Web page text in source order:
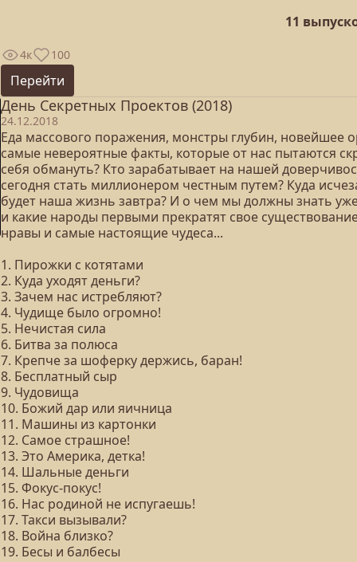
11
4к 100
Перейти
День Секретных Проектов (2018)
24.12.2018
Еда массового поражения, монстры глубин, новейшее
самые невероятные факты, которые от нас пытаются
себя обмануть? Кто зарабатывает на нашей
сегодня стать миллионером честным путем? Куда
будет наша жизнь завтра? И о чем мы должны знать
и какие народы первыми прекратят свое
нравы и самые настоящие чудеса...
1. Пирожки с котятами
2. Куда уходят деньги?
3. Зачем нас истребляют?
4. Чудище было огромно!
5. Нечистая сила
6. Битва за полюса
7. Крепче за шоферку держись, баран!
8. Бесплатный сыр
9. Чудовища
10. Божий дар или яичница
11. Машины из картонки
12. Самое страшное!
13. Это Америка, детка!
14. Шальные деньги
15. Фокус-покус!
16. Нас родиной не испугаешь!
17. Такси вызывали?
18. Война близко?
19. Бесы и балбесы